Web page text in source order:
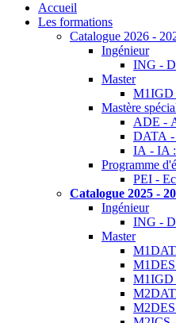
Accueil
Les formations
Catalogue 2026 -
Ingénieur
ING -
Master
M1IGD
Mastère
ADE -
DATA -
IA - IA :
Programme
PEI -
Catalogue 2025 -
Ingénieur
ING -
Master
M1DES
M1IGD
M2DES